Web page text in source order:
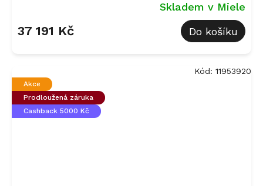
Skladem v Miele
37 191 Kč Do košíku
Akce
Prodloužená záruka
Cashback 5000 Kč
Kód: 11953920